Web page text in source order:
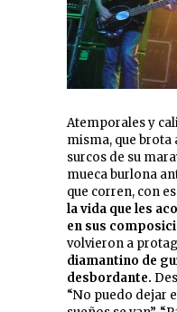
Atemporales y
misma, que
surcos de su
mueca burlona
que corren, con
la vida que les
en sus
volvieron a
diamantino de
desbordante.
“No puedo dejar